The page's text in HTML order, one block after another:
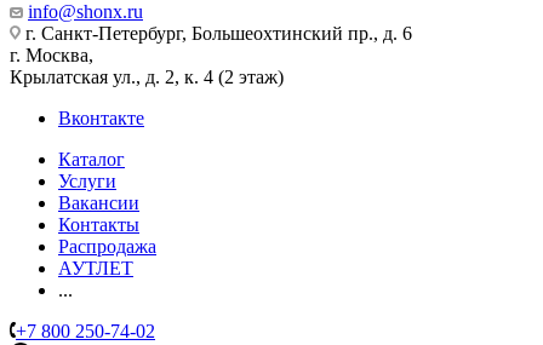
info@shonx.ru
г. Санкт-Петербург, Большеохтинский пр., д. 6
г. Москва,
Крылатская ул., д. 2, к. 4 (2 этаж)
Вконтакте
Каталог
Услуги
Вакансии
Контакты
Распродажа
АУТЛЕТ
...
+7 800 250-74-02